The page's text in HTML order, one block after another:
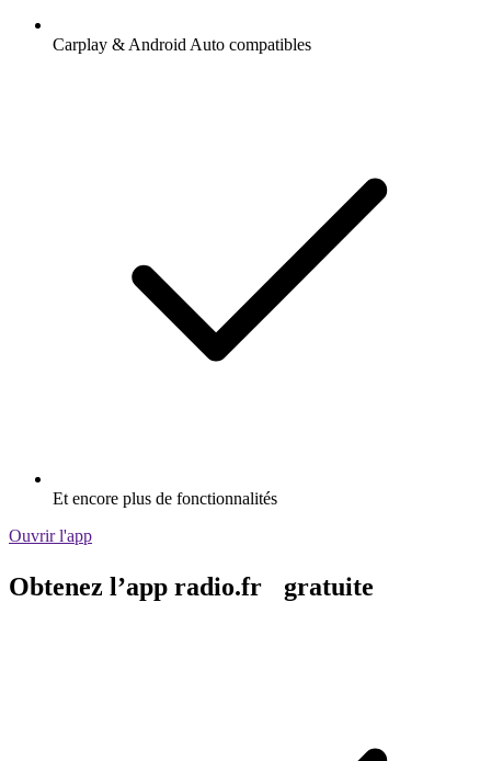
Carplay & Android Auto compatibles
Et encore plus de fonctionnalités
Ouvrir l'app
Obtenez l’app radio.fr gratuite